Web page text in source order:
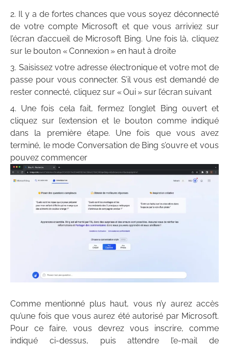
Il y a de fortes chances que vous soyez déconnecté
de votre compte Microsoft et que vous arriviez sur
l’écran d’accueil de Microsoft Bing. Une fois là, cliquez
sur le bouton « Connexion » en haut à droite
Saisissez votre adresse électronique et votre mot de
passe pour vous connecter. S’il vous est demandé de
rester connecté, cliquez sur « Oui » sur l’écran suivant
Une fois cela fait, fermez l’onglet Bing ouvert et
cliquez sur l’extension et le bouton comme indiqué
dans la première étape. Une fois que vous avez
terminé, le mode Conversation de Bing s’ouvre et vous
pouvez commencer
Comme mentionné plus haut, vous n’y aurez accès
qu’une fois que vous aurez été autorisé par Microsoft.
Pour ce faire, vous devrez vous inscrire, comme
indiqué ci-dessus, puis attendre l’e-mail de